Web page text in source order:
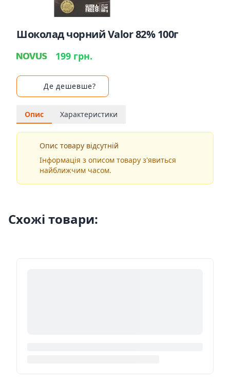
Шоколад чорний Valor 82% 100г
199 грн.
Де дешевше?
Опис Характеристики
Опис товару відсутній
Інформація з описом товару з'явиться
найближчим часом.
Схожі товари: